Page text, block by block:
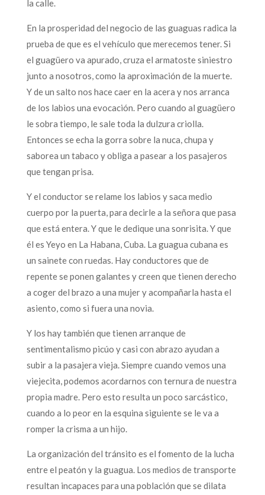
la calle.
En la prosperidad del negocio de las guaguas radica la
prueba de que es el vehículo que merecemos tener. Si
el guagüero va apurado, cruza el armatoste siniestro
junto a nosotros, como la aproximación de la muerte.
Y de un salto nos hace caer en la acera y nos arranca
de los labios una evocación. Pero cuando al guagüero
le sobra tiempo, le sale toda la dulzura criolla.
Entonces se echa la gorra sobre la nuca, chupa y
saborea un tabaco y obliga a pasear a los pasajeros
que tengan prisa.
Y el conductor se relame los labios y saca medio
cuerpo por la puerta, para decirle a la señora que pasa
que está entera. Y que le dedique una sonrisita. Y que
él es Yeyo en La Habana, Cuba. La guagua cubana es
un sainete con ruedas. Hay conductores que de
repente se ponen galantes y creen que tienen derecho
a coger del brazo a una mujer y acompañarla hasta el
asiento, como si fuera una novia.
Y los hay también que tienen arranque de
sentimentalismo picúo y casi con abrazo ayudan a
subir a la pasajera vieja. Siempre cuando vemos una
viejecita, podemos acordarnos con ternura de nuestra
propia madre. Pero esto resulta un poco sarcástico,
cuando a lo peor en la esquina siguiente se le va a
romper la crisma a un hijo.
La organización del tránsito es el fomento de la lucha
entre el peatón y la guagua. Los medios de transporte
resultan incapaces para una población que se dilata